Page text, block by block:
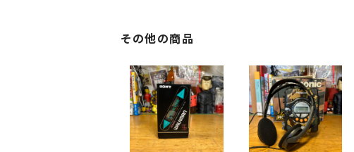
その他の商品